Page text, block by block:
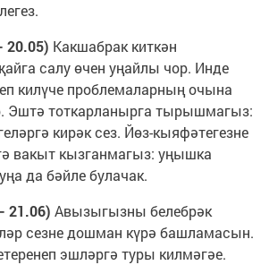
20.05) Какшабрак киткән
салу өчен уңайлы чор. Инде
килүче проблемаларның очына
Эштә тоткарланырга тырышмагыз:
кирәк сез. Йөз-кыяфәтегезне
вакыт кызганмагыз: уңышка
да бәйле булачак.
21.06) Авызыгызны белебрәк
сезне дошман күрә башламасын.
эшләргә туры килмәгәе.